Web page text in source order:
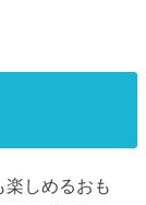
楽しめるおも